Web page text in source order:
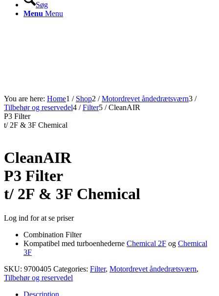
Søg
Menu Menu
You are here: Home1 / Shop2 / Motordrevet åndedrætsværn3 /
Tilbehør og reservedel4 / Filter5 / CleanAIR
P3 Filter
t/ 2F & 3F Chemical
CleanAIR
P3 Filter
t/ 2F & 3F Chemical
Log ind for at se priser
Combination Filter
Kompatibel med turboenhederne Chemical 2F og Chemical
3F
SKU: 9700405 Categories: Filter, Motordrevet åndedrætsværn,
Tilbehør og reservedel
Description